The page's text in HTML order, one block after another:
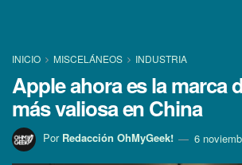
INICIO MISCELÁNEOS INDUSTRIA
Apple ahora es la marca
más valiosa en China
Por Redacción OhMyGeek! 6